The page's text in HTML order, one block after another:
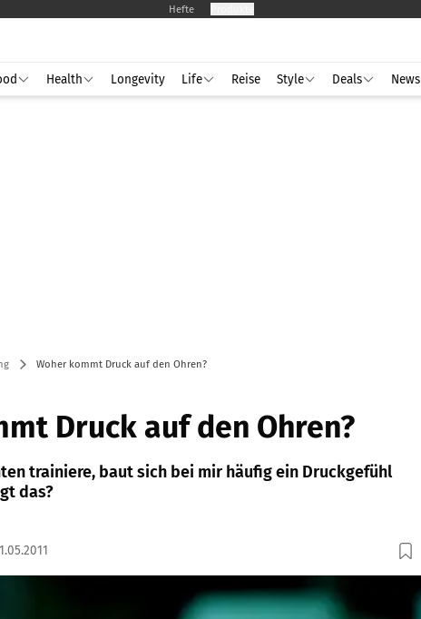
Hefte
Health Longevity Life Reise Style Deals News
Woher kommt Druck auf den Ohren?
Druck auf den Ohren?
trainiere, baut sich bei mir häufig ein Druckgefühl
das?